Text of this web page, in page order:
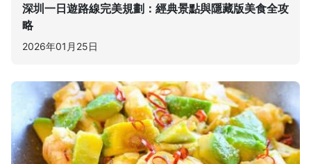
深圳一日遊路線完美規劃：經典景點與隱藏版美食全攻
略
2026年01月25日